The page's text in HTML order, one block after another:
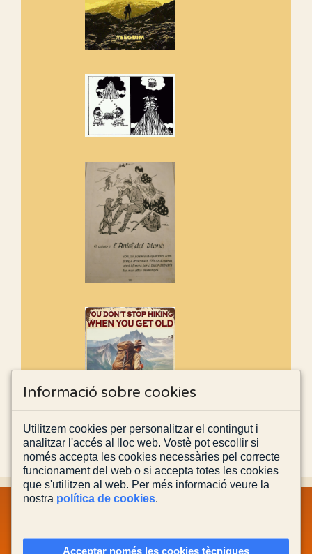
Rebem un diploma dels
Amics de Sant Aniol d'Aguja
Els Centpeus estem implicats
de l'entorn de Sant Aniol
POLÍTICA DE COOKIES
CONTACTA'NS
Informació sobre cookies
Utilitzem cookies per personalitzar el contingut i
analitzar l'accés al lloc web. Vostè pot escollir si
només accepta les cookies necessàries pel correcte
funcionament del web o si accepta totes les cookies
que s'utilitzen al web. Per més informació veure la
nostra política de cookies.
Acceptar només les cookies tècniques